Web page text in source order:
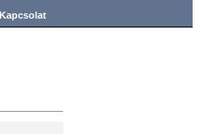
Kapcsolat